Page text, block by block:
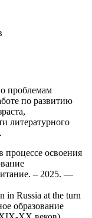
проблемам
по развитию
литературного
процессе освоения
– 2025. —
in Russia at the turn
образование